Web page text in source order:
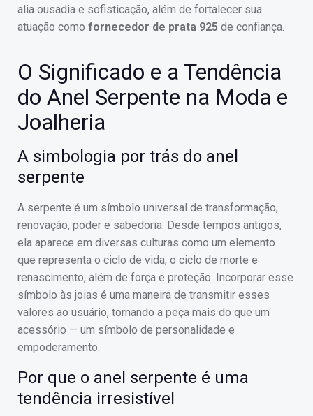
alia ousadia e sofisticação, além de fortalecer sua
atuação como fornecedor de prata 925 de confiança.
O Significado e a Tendência
do Anel Serpente na Moda e
Joalheria
A simbologia por trás do anel
serpente
A serpente é um símbolo universal de transformação,
renovação, poder e sabedoria. Desde tempos antigos,
ela aparece em diversas culturas como um elemento
que representa o ciclo de vida, o ciclo de morte e
renascimento, além de força e proteção. Incorporar esse
símbolo às joias é uma maneira de transmitir esses
valores ao usuário, tornando a peça mais do que um
acessório — um símbolo de personalidade e
empoderamento.
Por que o anel serpente é uma
tendência irresistível